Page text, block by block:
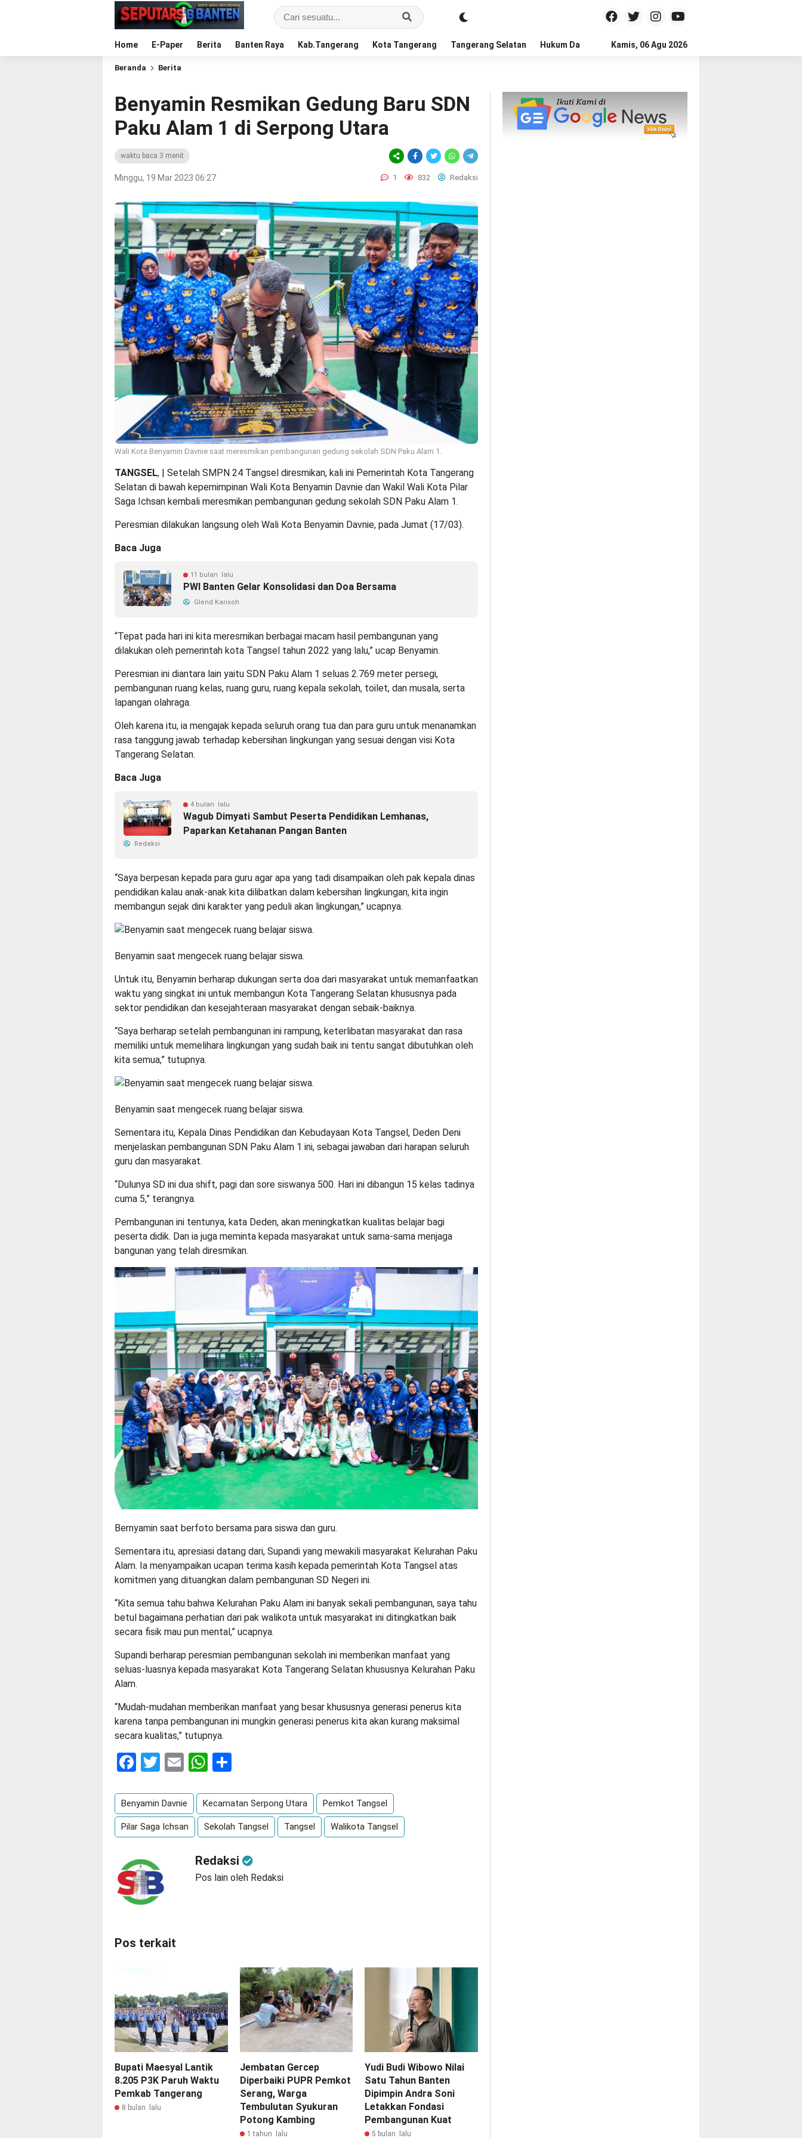
Home E-Paper Berita Banten Raya Kab.Tangerang Kota Tangerang Tangerang Selatan Hukum Dan Kriminal Politik Pendidikan
Kamis, 06 Agu 2026
Beranda Berita
Benyamin Resmikan Gedung Baru SDN
Paku Alam 1 di Serpong Utara
waktu baca 3 menit
Minggu, 19 Mar 2023 06:27 1 832 Redaksi
Wali Kota Benyamin Davnie saat meresmikan pembangunan gedung sekolah SDN Paku Alam 1.
TANGSEL, | Setelah SMPN 24 Tangsel diresmikan, kali ini Pemerintah Kota Tangerang
Selatan di bawah kepemimpinan Wali Kota Benyamin Davnie dan Wakil Wali Kota Pilar
Saga Ichsan kembali meresmikan pembangunan gedung sekolah SDN Paku Alam 1.
Peresmian dilakukan langsung oleh Wali Kota Benyamin Davnie, pada Jumat (17/03).
Baca Juga
11 bulan lalu
PWI Banten Gelar Konsolidasi dan Doa Bersama
Glend Karisoh
“Tepat pada hari ini kita meresmikan berbagai macam hasil pembangunan yang
dilakukan oleh pemerintah kota Tangsel tahun 2022 yang lalu,” ucap Benyamin.
Peresmian ini diantara lain yaitu SDN Paku Alam 1 seluas 2.769 meter persegi,
pembangunan ruang kelas, ruang guru, ruang kepala sekolah, toilet, dan musala, serta
lapangan olahraga.
Oleh karena itu, ia mengajak kepada seluruh orang tua dan para guru untuk menanamkan
rasa tanggung jawab terhadap kebersihan lingkungan yang sesuai dengan visi Kota
Tangerang Selatan.
Baca Juga
4 bulan lalu
Wagub Dimyati Sambut Peserta Pendidikan Lemhanas,
Paparkan Ketahanan Pangan Banten
Redaksi
“Saya berpesan kepada para guru agar apa yang tadi disampaikan oleh pak kepala dinas
pendidikan kalau anak-anak kita dilibatkan dalam kebersihan lingkungan, kita ingin
membangun sejak dini karakter yang peduli akan lingkungan,” ucapnya.
Benyamin saat mengecek ruang belajar siswa.
Untuk itu, Benyamin berharap dukungan serta doa dari masyarakat untuk memanfaatkan
waktu yang singkat ini untuk membangun Kota Tangerang Selatan khususnya pada
sektor pendidikan dan kesejahteraan masyarakat dengan sebaik-baiknya.
“Saya berharap setelah pembangunan ini rampung, keterlibatan masyarakat dan rasa
memiliki untuk memelihara lingkungan yang sudah baik ini tentu sangat dibutuhkan oleh
kita semua,” tutupnya.
Benyamin saat mengecek ruang belajar siswa.
Sementara itu, Kepala Dinas Pendidikan dan Kebudayaan Kota Tangsel, Deden Deni
menjelaskan pembangunan SDN Paku Alam 1 ini, sebagai jawaban dari harapan seluruh
guru dan masyarakat.
“Dulunya SD ini dua shift, pagi dan sore siswanya 500. Hari ini dibangun 15 kelas tadinya
cuma 5,” terangnya.
Pembangunan ini tentunya, kata Deden, akan meningkatkan kualitas belajar bagi
peserta didik. Dan ia juga meminta kepada masyarakat untuk sama-sama menjaga
bangunan yang telah diresmikan.
Bernyamin saat berfoto bersama para siswa dan guru.
Sementara itu, apresiasi datang dari, Supandi yang mewakili masyarakat Kelurahan Paku
Alam. Ia menyampaikan ucapan terima kasih kepada pemerintah Kota Tangsel atas
komitmen yang dituangkan dalam pembangunan SD Negeri ini.
“Kita semua tahu bahwa Kelurahan Paku Alam ini banyak sekali pembangunan, saya tahu
betul bagaimana perhatian dari pak walikota untuk masyarakat ini ditingkatkan baik
secara fisik mau pun mental,” ucapnya.
Supandi berharap peresmian pembangunan sekolah ini memberikan manfaat yang
seluas-luasnya kepada masyarakat Kota Tangerang Selatan khususnya Kelurahan Paku
Alam.
“Mudah-mudahan memberikan manfaat yang besar khususnya generasi penerus kita
karena tanpa pembangunan ini mungkin generasi penerus kita akan kurang maksimal
secara kualitas,” tutupnya.
Facebook
Twitter
EmailWhatsApp
Benyamin Davnie Kecamatan Serpong Utara Pemkot Tangsel
Pilar Saga Ichsan Sekolah Tangsel Tangsel Walikota Tangsel
Redaksi
Pos lain oleh Redaksi
Pos terkait
Bupati Maesyal Lantik
8.205 P3K Paruh Waktu
Pemkab Tangerang
8 bulan lalu
Jembatan Gercep
Diperbaiki PUPR Pemkot
Serang, Warga
Tembulutan Syukuran
Potong Kambing
1 tahun lalu
Yudi Budi Wibowo Nilai
Satu Tahun Banten
Dipimpin Andra Soni
Letakkan Fondasi
Pembangunan Kuat
5 bulan lalu